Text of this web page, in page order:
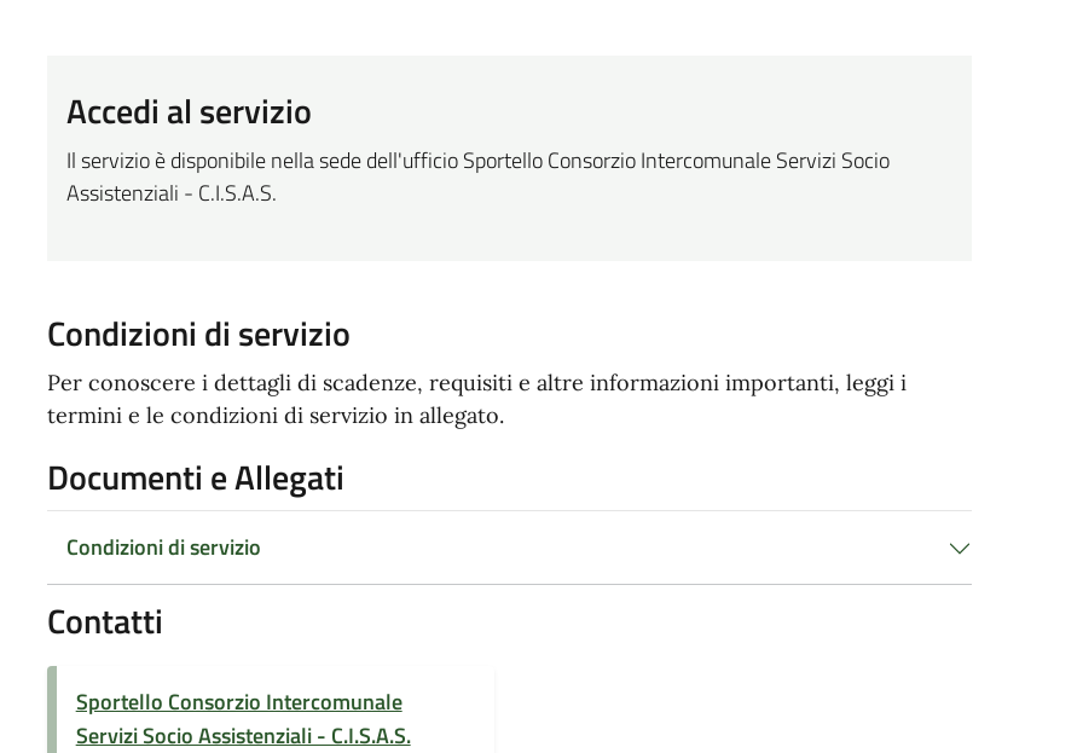
Accedi al servizio
Il servizio è disponibile nella sede dell'ufficio Sportello Consorzio Intercomunale Servizi Socio
Assistenziali - C.I.S.A.S.
Condizioni di servizio
Per conoscere i dettagli di scadenze, requisiti e altre informazioni importanti, leggi i
termini e le condizioni di servizio in allegato.
Documenti e Allegati
Condizioni di servizio
Contatti
Sportello Consorzio Intercomunale
Servizi Socio Assistenziali - C.I.S.A.S.